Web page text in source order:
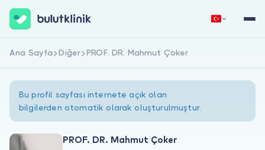
Hemen Kaydol Giriş Yap
Ana Sayfa Diğer PROF. DR. Mahmut Çoker
Bu profil sayfası internete açık olan
bilgilerden otomatik olarak oluşturulmuştur.
PROF. DR. Mahmut Çoker